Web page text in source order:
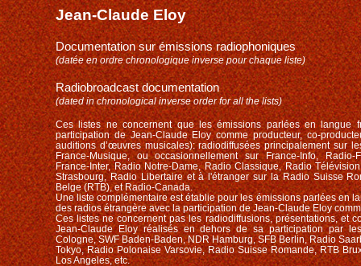
Jean-Claude Eloy
Documentation sur émissions radiophoniques
(datée en ordre chronologique inverse pour chaque liste)
Radiobroadcast documentation
(dated in chronological inverse order for all the lists)
Ces listes ne concernent que les émissions parlées en langue
participation de Jean-Claude Eloy comme producteur, co-
auditions d’œuvres musicales): radiodiffusées principalement sur
France-Musique, ou occasionnellement sur France-Info, Radio-
France-Inter, Radio Notre-Dame, Radio Classique, Radio
Strasbourg, Radio Libertaire et à l'étranger sur la Radio Suisse
Belge (RTB), et Radio-Canada.
Une liste complémentaire est établie pour les émissions parlées en
des radios étrangère avec la participation de Jean-Claude Eloy
Ces listesne concernent pas les radiodiffusions, présentations, et
Jean-Claude Eloy réalisés en dehors de sa participation par
Cologne, SWF Baden-Baden, NDR Hamburg, SFB Berlin, Radio
Tokyo, Radio Polonaise Varsovie, Radio Suisse Romande, RTB
Los Angeles, etc.